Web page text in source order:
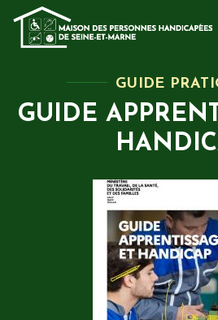
disposition sur notre site,
GUIDE
GUIDE